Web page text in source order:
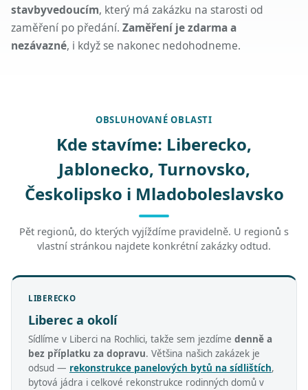
stavbyvedoucím, který má zakázku na starosti od
zaměření po předání. Zaměření je zdarma a
nezávazné, i když se nakonec nedohodneme.
OBSLUHOVANÉ OBLASTI
Kde stavíme: Liberecko,
Jablonecko, Turnovsko,
Českolipsko i Mladoboleslavsko
Pět regionů, do kterých vyjíždíme pravidelně. U regionů s
vlastní stránkou najdete konkrétní zakázky odtud.
LIBERECKO
Liberec a okolí
Sídlíme v Liberci na Rochlici, takže sem jezdíme denně a
bez příplatku za dopravu. Většina našich zakázek je
odsud — rekonstrukce panelových bytů na sídlištích,
bytová jádra i celkové rekonstrukce rodinných domů v